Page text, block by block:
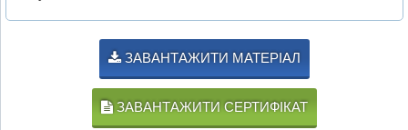
ЗАВАНТАЖИТИ МАТЕРІАЛ
ЗАВАНТАЖИТИ СЕРТИФІКАТ